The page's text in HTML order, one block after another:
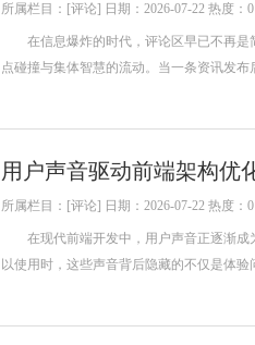
所属栏目：[评论] 日期：2026-07-22 热度：0
在信息爆炸的时代，评论区早已不再是
点碰撞与集体智慧的流动。当一条资讯发
用户声音驱动前端架构优
所属栏目：[评论] 日期：2026-07-22 热度：0
在现代前端开发中，用户声音正逐渐成
以使用时，这些声音背后隐藏的不仅是体